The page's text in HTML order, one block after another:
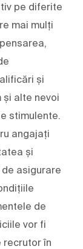
pe diferite
mai mulți
și
alte nevoi
stimulente.
angajați
și
asigurare
de
vor fi
recrutor în